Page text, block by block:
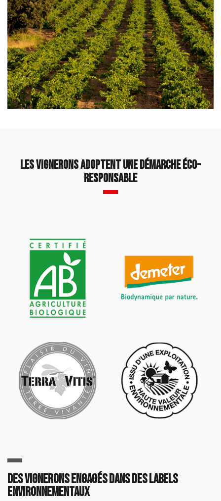
Les vignerons adoptent une démarche éco-
responsable
Des vignerons engagés dans des labels
environnementaux